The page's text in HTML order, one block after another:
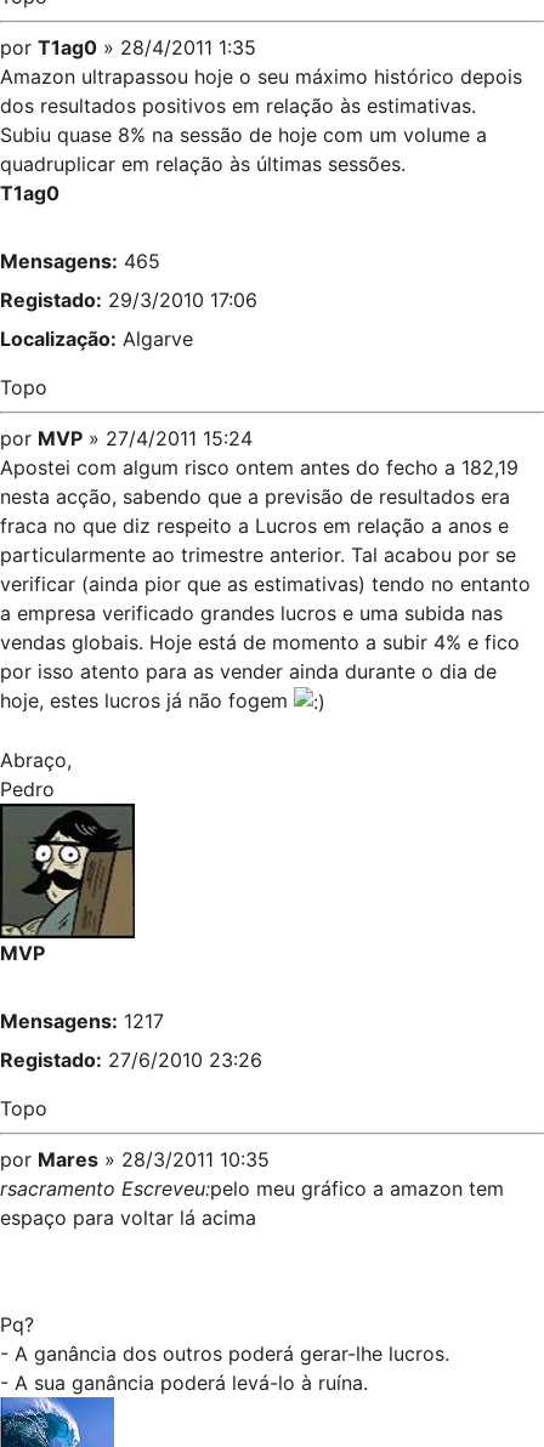
por T1ag0 » 28/4/2011 1:35
Amazon ultrapassou hoje o seu máximo histórico depois
dos resultados positivos em relação às estimativas.
Subiu quase 8% na sessão de hoje com um volume a
quadruplicar em relação às últimas sessões.
T1ag0
Mensagens: 465
Registado: 29/3/2010 17:06
Localização: Algarve
Topo
por MVP » 27/4/2011 15:24
Apostei com algum risco ontem antes do fecho a 182,19
nesta acção, sabendo que a previsão de resultados era
fraca no que diz respeito a Lucros em relação a anos e
particularmente ao trimestre anterior. Tal acabou por se
verificar (ainda pior que as estimativas) tendo no entanto
a empresa verificado grandes lucros e uma subida nas
vendas globais. Hoje está de momento a subir 4% e fico
por isso atento para as vender ainda durante o dia de
hoje, estes lucros já não fogem
Abraço,
Pedro
MVP
Mensagens: 1217
Registado: 27/6/2010 23:26
Topo
por Mares » 28/3/2011 10:35
rsacramento Escreveu:pelo meu gráfico a amazon tem
espaço para voltar lá acima
Pq?
- A ganância dos outros poderá gerar-lhe lucros.
- A sua ganância poderá levá-lo à ruína.